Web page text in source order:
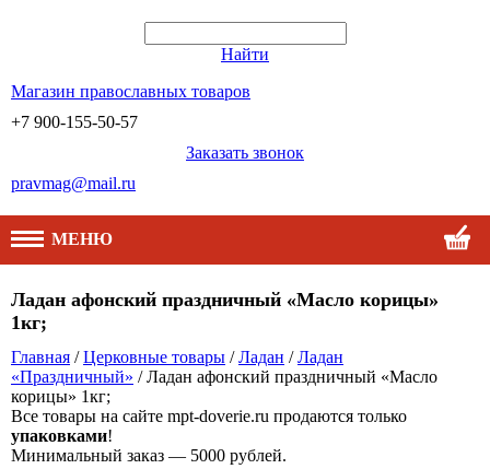
Найти
Магазин православных товаров
+7 900-155-50-57
Заказать звонок
pravmag@mail.ru
МЕНЮ
Ладан афонский праздничный «Масло корицы»
1кг;
Главная /Церковные товары /Ладан /Ладан
«Праздничный» / Ладан афонский праздничный «Масло
корицы» 1кг;
Все товары на сайте mpt-doverie.ru продаются только
упаковками!
Минимальный заказ — 5000 рублей.